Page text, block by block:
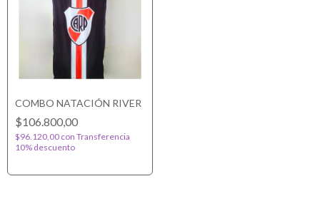
COMBO NATACIÓN RIVER
$106.800,00
$96.120,00 con Transferencia
10% descuento